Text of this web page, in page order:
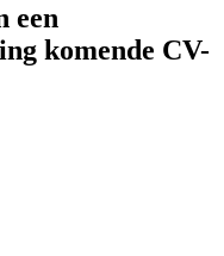
een
komende CV-